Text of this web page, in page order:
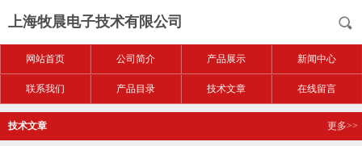
上海牧晨电子技术有限公司
网站首页 公司简介 产品展示 新闻中心
联系我们 产品目录 技术文章 在线留言
技术文章 更多>>